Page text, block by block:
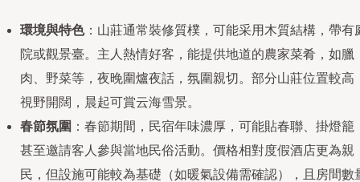
環境與特色：山莊通常裝修質樸，可能采用木質結構，帶有
院或觀景臺。主人熱情好客，能提供地道的農家菜肴，如臘
肉、野菜等，夜晚圍爐夜話，氛圍親切。部分山莊位置較高
視野開闊，晨起可賞云海雪景。
春節氛圍 ：春節期間，民宿年味濃厚，可能貼春聯、掛燈籠
甚至邀請客人參與當地民俗活動。價格相對度假酒店更為親
民，但設施可能較為基礎（如暖氣設備需確認），且房間數